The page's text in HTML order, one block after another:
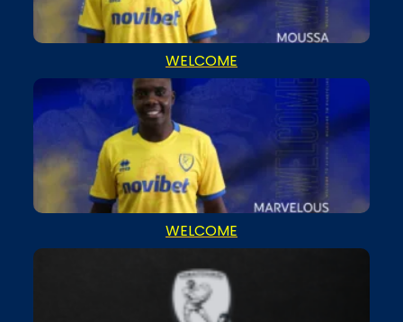
WELCOME
WELCOME